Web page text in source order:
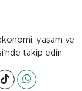
yaşam ve
takip edin.